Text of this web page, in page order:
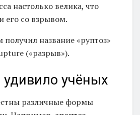
настолько велика, что
его со взрывом.
название «руптоз»
(«разрыв»).
учёных
различные формы